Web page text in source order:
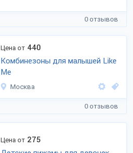
0 отзывов
Цена от 440
Комбинезоны для малышей Like
Me
Москва
0 отзывов
Цена от 275